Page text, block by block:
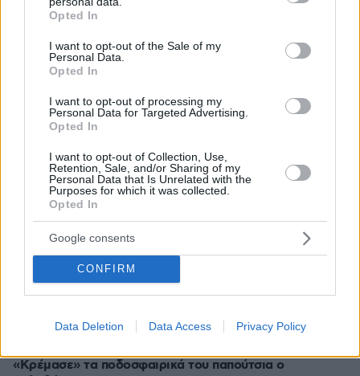
grant or deny consent to Google and its third-party tags to
use your data for below specified purposes in below Google
consent section.
Opted In
I want to opt-out of the Sale of my
Personal Data.
Opted In
I want to opt-out of processing my
Personal Data for Targeted Advertising.
Opted In
I want to opt-out of Collection, Use,
Retention, Sale, and/or Sharing of my
Personal Data that Is Unrelated with the
Purposes for which it was collected.
Opted In
Google consents
CONFIRM
Data Deletion Data Access Privacy Policy
ζήσει», λέει Έλληνας κάτοικος της Μπογκοτά για τον
Παναθηναϊκός: Τι σημαίνει η ισοπαλία στο πρώτο ματς
πριν 10 λεπτά
H συναρπαστική άγνωστη εναλλακτική της Βαρκελώνης
πριν 13 λεπτά
Εκτός βουλευτικών εκλογών το Γιάμπλακο στη Ρωσία,
το μόνο κόμμα που αντιτίθεται στην εισβολή στην
Ουκρανία
πριν 14 λεπτά
Προπονητής ΤΣΣΚΑ 1948: Η πίεση πρέπει να είναι στον
Παναθηναϊκό, εμείς να απολαύσουμε το παιχνίδι
πριν 14 λεπτά
ΔΕΔΔΗΕ φέρεται να ξεκίνησε η φωτιά στον Κουβαρά
«Κρέμασε» τα ποδοσφαιρικά του παπούτσια ο